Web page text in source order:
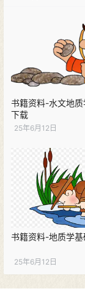
书籍资料-水文地
下载
25年6月12日
书籍资料-地质学
25年6月12日